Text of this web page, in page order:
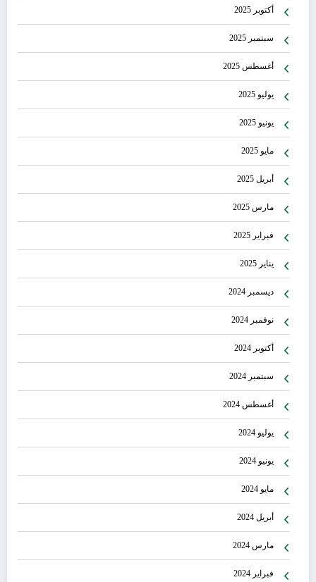
أكتوبر 2025
سبتمبر 2025
أغسطس 2025
يوليو 2025
يونيو 2025
مايو 2025
أبريل 2025
مارس 2025
فبراير 2025
يناير 2025
ديسمبر 2024
نوفمبر 2024
أكتوبر 2024
سبتمبر 2024
أغسطس 2024
يوليو 2024
يونيو 2024
مايو 2024
أبريل 2024
مارس 2024
فبراير 2024